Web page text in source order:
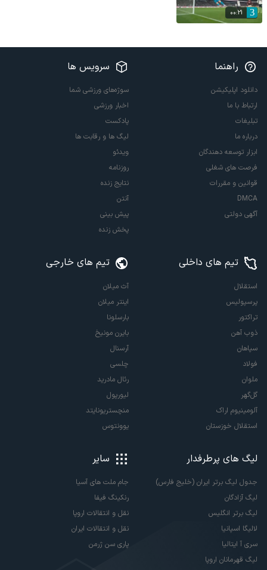
00:21
راهنما
دانلود اپلیکیشن
ارتباط با ما
تبلیغات
درباره ما
ابزار توسعه دهندگان
فرصت های شغلی
قوانین و مقررات
DMCA
آگهی دولتی
سرویس ها
سوژه‌های ورزشی شما
اخبار ورزشی
پادکست
لیگ ها و رقابت ها
ویدئو
روزنامه
نتایج زنده
آنتن
پیش بینی
پخش زنده
تیم های داخلی
استقلال
پرسپولیس
تراکتور
ذوب آهن
سپاهان
فولاد
ملوان
گل‌گهر
آلومینیوم اراک
استقلال خوزستان
تیم های خارجی
آث میلان
اینتر میلان
بارسلونا
بایرن مونیخ
آرسنال
چلسی
رئال مادرید
لیورپول
منچستریونایتد
یوونتوس
لیگ های پرطرفدار
جدول لیگ برتر ایران (خلیج فارس)
لیگ آزادگان
لیگ برتر انگلیس
لالیگا اسپانیا
سری آ ایتالیا
لیگ قهرمانان اروپا
سایر
جام ملت های آسیا
رنکینگ فیفا
نقل و انتقالات اروپا
نقل و انتقالات ایران
پاری سن ژرمن